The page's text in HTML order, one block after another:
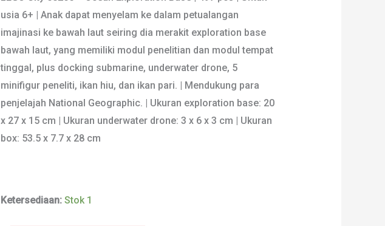
adalah:
Rp969.000.adalah:
Rp870.000.
usia 6+ | Anak dapat menyelam ke dalam petualangan
imajinasi ke bawah laut seiring dia merakit exploration base
bawah laut, yang memiliki modul penelitian dan modul tempat
tinggal, plus docking submarine, underwater drone, 5
minifigur peneliti, ikan hiu, dan ikan pari. | Mendukung para
penjelajah National Geographic. | Ukuran exploration base: 20
x 27 x 15 cm | Ukuran underwater drone: 3 x 6 x 3 cm | Ukuran
box: 53.5 x 7.7 x 28 cm
Ketersediaan: Stok 1